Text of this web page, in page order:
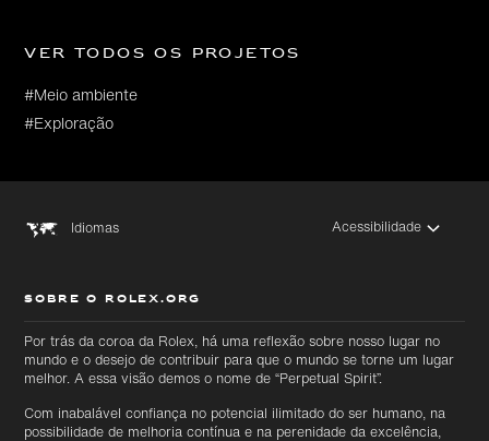
Ver todos os projetos
#Meio ambiente
#Exploração
Idiomas Acessibilidade
SOBRE O ROLEX.ORG
Por trás da coroa da Rolex, há uma reflexão sobre nosso lugar no
mundo e o desejo de contribuir para que o mundo se torne um lugar
melhor. A essa visão demos o nome de “Perpetual Spirit”.
Com inabalável confiança no potencial ilimitado do ser humano, na
possibilidade de melhoria contínua e na perenidade da excelência,